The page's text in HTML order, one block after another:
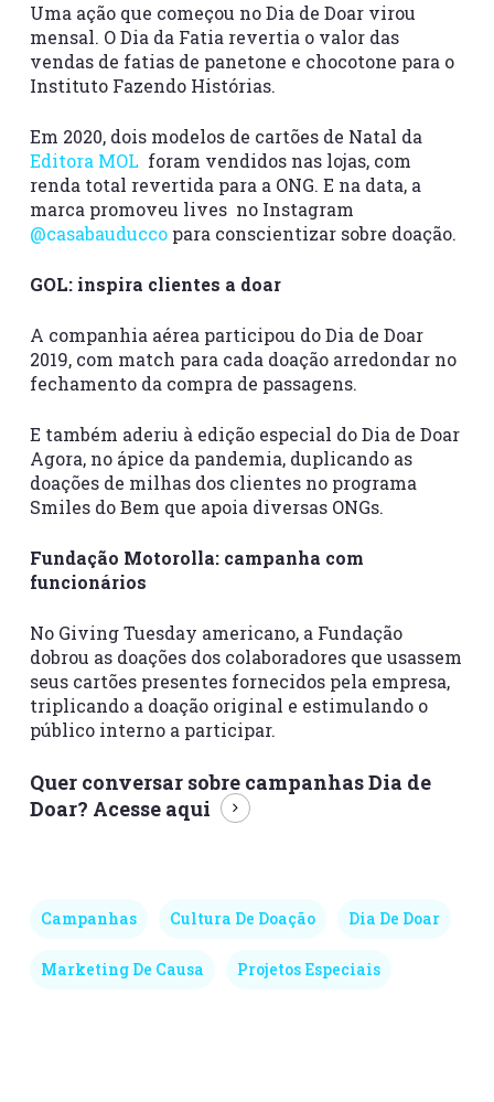
Uma ação que começou no Dia de Doar virou
mensal. O Dia da Fatia revertia o valor das
vendas de fatias de panetone e chocotone para o
Instituto Fazendo Histórias.
Em 2020, dois modelos de cartões de Natal da
Editora MOL foram vendidos nas lojas, com
renda total revertida para a ONG. E na data, a
marca promoveu lives no Instagram
@casabauduccopara conscientizar sobre doação.
GOL: inspira clientes a doar
A companhia aérea participou do Dia de Doar
2019, com match para cada doação arredondar no
fechamento da compra de passagens.
E também aderiu à edição especial do Dia de Doar
Agora, no ápice da pandemia, duplicando as
doações de milhas dos clientes no programa
Smiles do Bem que apoia diversas ONGs.
Fundação Motorolla: campanha com
funcionários
No Giving Tuesday americano, a Fundação
dobrou as doações dos colaboradores que usassem
seus cartões presentes fornecidos pela empresa,
triplicando a doação original e estimulando o
público interno a participar.
Quer conversar sobre campanhas Dia de
Doar? Acesse aqui
Campanhas Cultura De Doação Dia De Doar
Marketing De Causa Projetos Especiais